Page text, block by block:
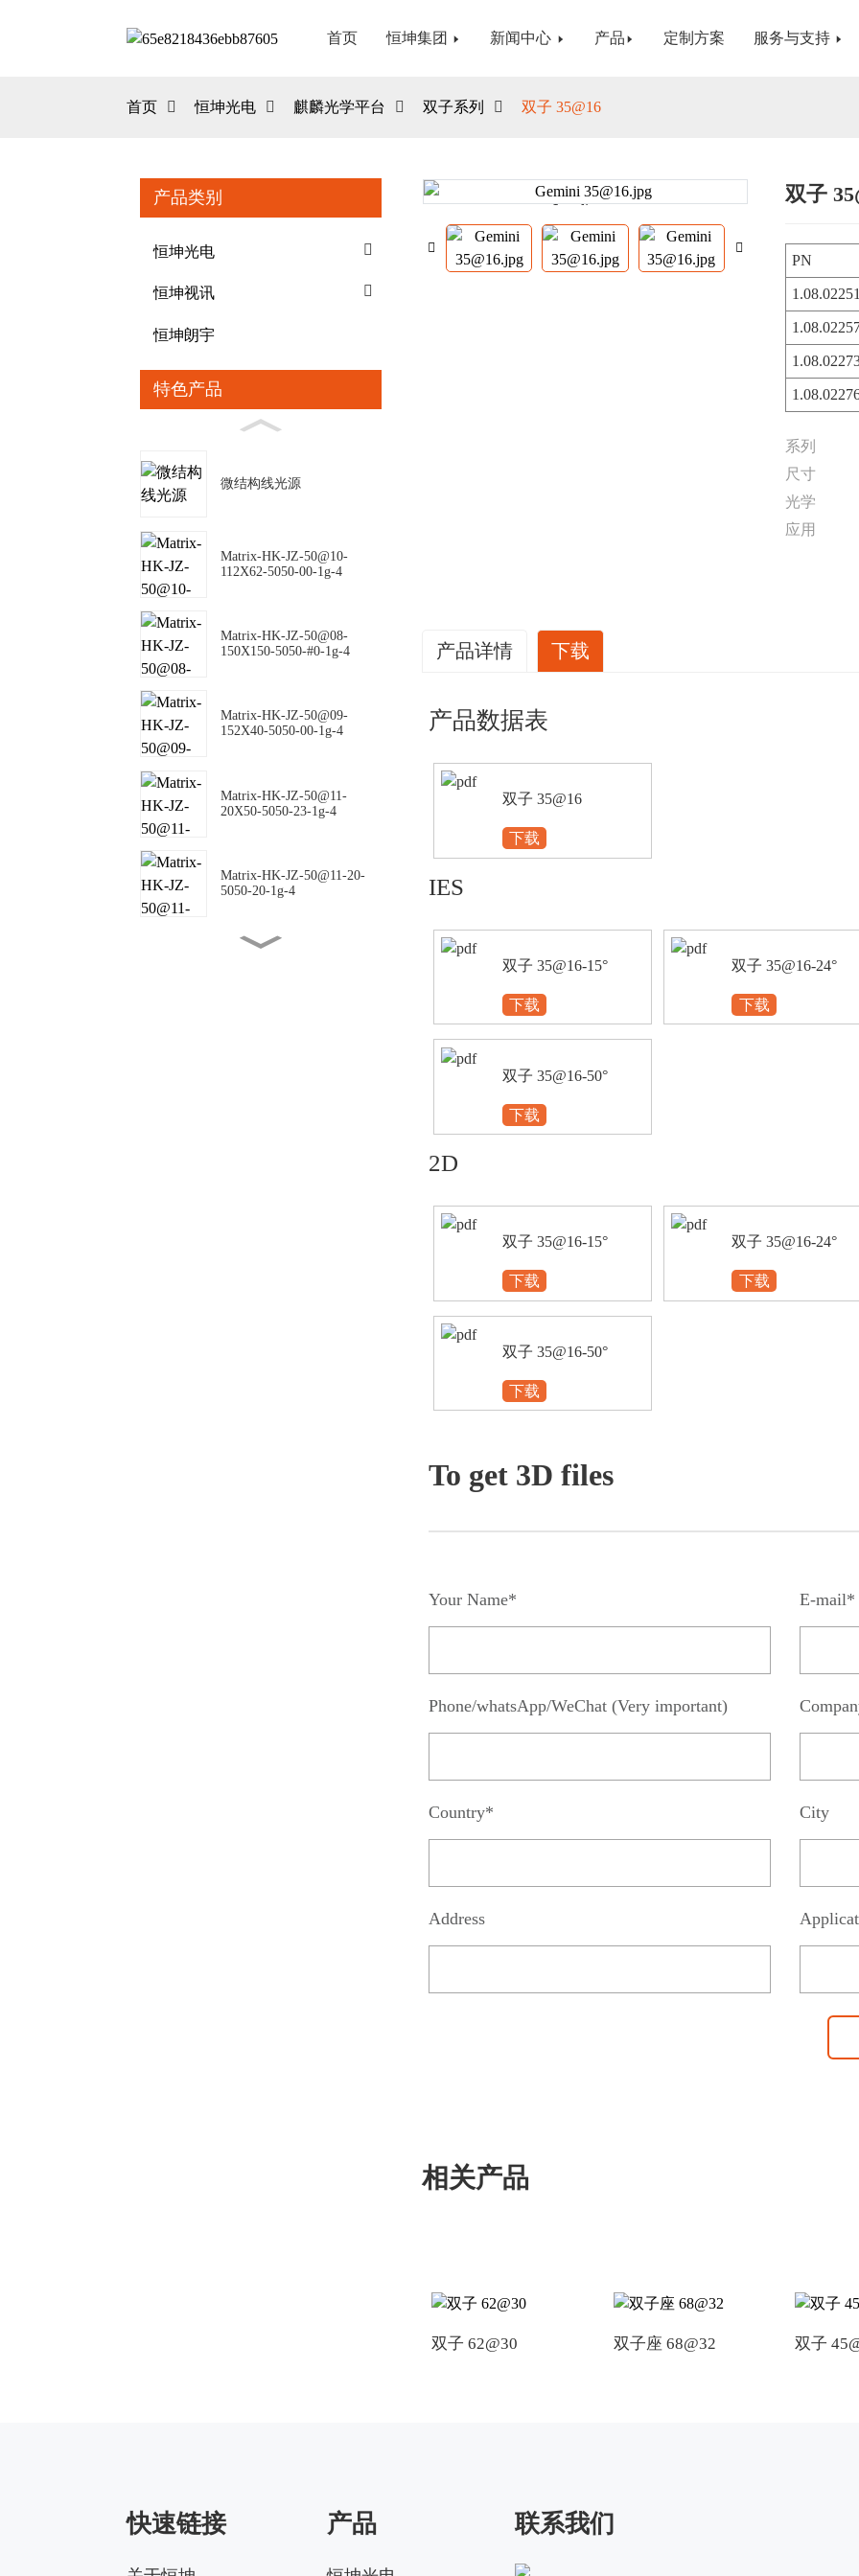
首页 恒坤集团 新闻中心 产品 定制方案 服务与支持
首页 恒坤光电 麒麟光学平台 双子系列 双子 35@16
产品类别
恒坤光电
恒坤视讯
恒坤朗宇
特色产品
微结构线光源
Matrix-HK-JZ-50@10-
112X62-5050-00-1g-4
Matrix-HK-JZ-50@08-
150X150-5050-#0-1g-4
Matrix-HK-JZ-50@09-
152X40-5050-00-1g-4
Matrix-HK-JZ-50@11-
20X50-5050-23-1g-4
Matrix-HK-JZ-50@11-20-
5050-20-1g-4
Loading...
Loading... Loading...
Loading...
双子
PN
系列
尺寸
光学
应用
产品详情 下载
产品数据表
双子 35@16
下载
IES
双子 35@16-15°
下载
双子 35@16-24°
下载
双子 35@16-50°
下载
2D
双子 35@16-15°
下载
双子 35@16-24°
下载
双子 35@16-50°
下载
To get 3D files
Your Name* E-mail*
Phone/whatsApp/WeChat (Very important)
Country* City
Address
相关产品
双子 62@30 双子座 68@32 双子
快速链接 产品 联系我们